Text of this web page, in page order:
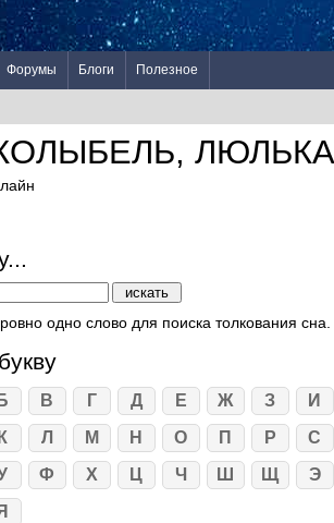
Форумы Блоги Полезное
ЛЮЛЬКА
одно слово для поиска толкования сна.
Б В Г Д Е Ж З
И
К Л М Н О П Р
С
Ф Х Ц Ч Ш Щ
Э